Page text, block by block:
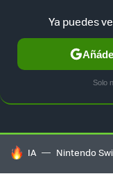
HOY SE HABLA DE
IA Nintendo
Ya puedes
Solo